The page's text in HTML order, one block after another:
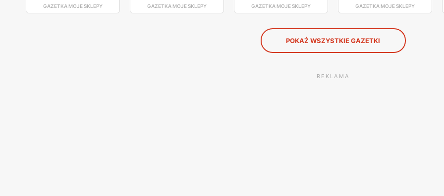
GAZETKA MOJE SKLEPY GAZETKA MOJE SKLEPY GAZETKA MOJE SKLEPY GAZETKA MOJE SKLEPY
POKAŻ WSZYSTKIE GAZETKI
REKLAMA